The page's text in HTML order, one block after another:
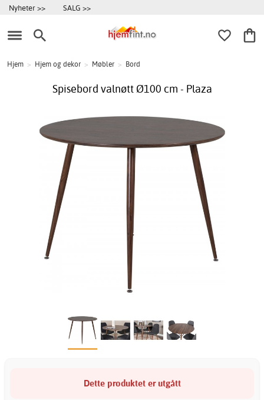
Nyheter >> SALG >>
Hjem > Hjem og dekor > Møbler > Bord
Spisebord valnøtt Ø100 cm - Plaza
Dette produktet er utgått